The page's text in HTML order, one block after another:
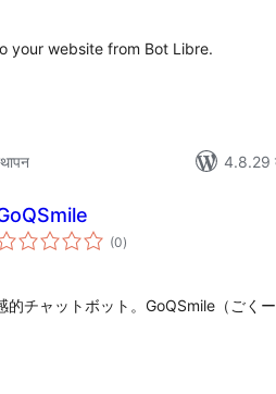
your website from Bot Libre.
4.8.29
(0कुल
दर)
的チャットボット。GoQSmile（ごくー